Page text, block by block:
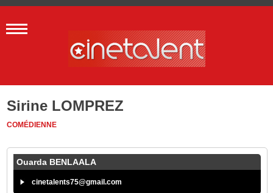
Sirine LOMPREZ
COMÉDIENNE
Ouarda BENLAALA
cinetalents75@gmail.com